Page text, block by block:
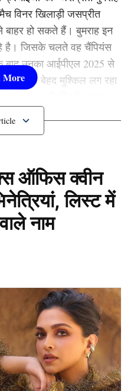
विनर खिलाड़ी जसप्रीत
बाहर हो सकते हैं। बुमराह इन
है। जिसके चलते वह चैंपियंस
बाद उनका आईपीएल 2025 से
हो पाना बेहद मुश्किल लग रहा
जानते है कौन है वो खिलाड़ी
सकता है रिप्लेस।
हुए जसप्रीत बुमराह!
बुमराह को चैंपियंस
किया गया था। लेकिन
नहीं हो पाए है। जिसके
Next Article
ऑफिस क्वीन
लिस्ट में
नाम